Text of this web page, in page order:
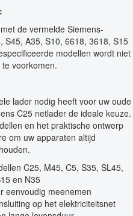
de vermelde Siemens-
S45, A35, S10, 6618, 3618, S15
modellen wordt niet
voorkomen.
lader nodig heeft voor uw oude
C25 netlader de ideale keuze.
en het praktische ontwerp
om uw apparaten altijd
C25, M45, C5, S35, SL45,
en N35
eenvoudig meenemen
op het elektriciteitsnet